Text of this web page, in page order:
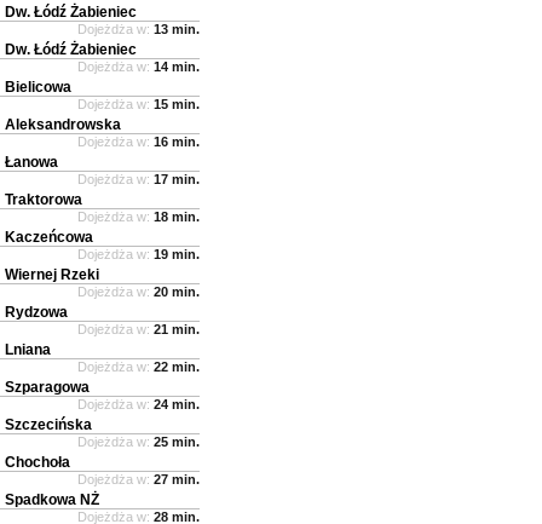
Dw. Łódź Żabieniec
Dojeżdża w: 13 min.
Dw. Łódź Żabieniec
Dojeżdża w: 14 min.
Bielicowa
Dojeżdża w: 15 min.
Aleksandrowska
Dojeżdża w: 16 min.
Łanowa
Dojeżdża w: 17 min.
Traktorowa
Dojeżdża w: 18 min.
Kaczeńcowa
Dojeżdża w: 19 min.
Wiernej Rzeki
Dojeżdża w: 20 min.
Rydzowa
Dojeżdża w: 21 min.
Lniana
Dojeżdża w: 22 min.
Szparagowa
Dojeżdża w: 24 min.
Szczecińska
Dojeżdża w: 25 min.
Chochoła
Dojeżdża w: 27 min.
Spadkowa NŻ
Dojeżdża w: 28 min.